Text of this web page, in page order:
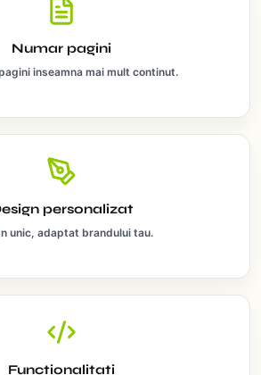
Numar pagini
inseamna mai mult continut.
personalizat
unic, adaptat brandului tau.
Functionalitati